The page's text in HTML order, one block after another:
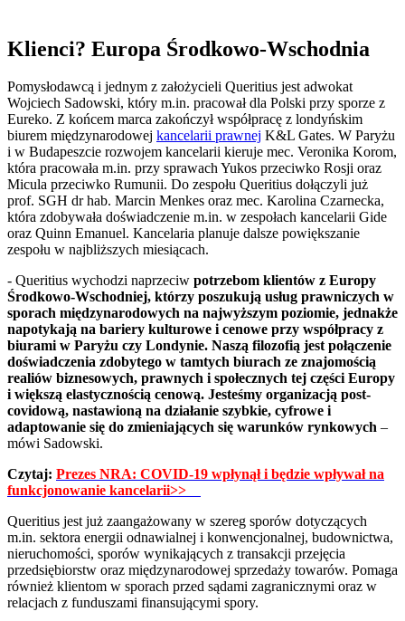
Klienci? Europa Środkowo-Wschodnia
Pomysłodawcą i jednym z założycieli Queritius jest adwokat
Wojciech Sadowski, który m.in. pracował dla Polski przy sporze z
Eureko. Z końcem marca zakończył współpracę z londyńskim
biurem międzynarodowej kancelarii prawnej K&L Gates. W Paryżu
i w Budapeszcie rozwojem kancelarii kieruje mec. Veronika Korom,
która pracowała m.in. przy sprawach Yukos przeciwko Rosji oraz
Micula przeciwko Rumunii. Do zespołu Queritius dołączyli już
prof. SGH dr hab. Marcin Menkes oraz mec. Karolina Czarnecka,
która zdobywała doświadczenie m.in. w zespołach kancelarii Gide
oraz Quinn Emanuel. Kancelaria planuje dalsze powiększanie
zespołu w najbliższych miesiącach.
- Queritius wychodzi naprzeciw potrzebom klientów z Europy
Środkowo-Wschodniej, którzy poszukują usług prawniczych w
sporach międzynarodowych na najwyższym poziomie, jednakże
napotykają na bariery kulturowe i cenowe przy współpracy z
biurami w Paryżu czy Londynie. Naszą filozofią jest połączenie
doświadczenia zdobytego w tamtych biurach ze znajomością
realiów biznesowych, prawnych i społecznych tej części Europy
i większą elastycznością cenową. Jesteśmy organizacją post-
covidową, nastawioną na działanie szybkie, cyfrowe i
adaptowanie się do zmieniających się warunków rynkowych –
mówi Sadowski.
Czytaj: Prezes NRA: COVID-19 wpłynął i będzie wpływał na
funkcjonowanie kancelarii>>
Queritius jest już zaangażowany w szereg sporów dotyczących
m.in. sektora energii odnawialnej i konwencjonalnej, budownictwa,
nieruchomości, sporów wynikających z transakcji przejęcia
przedsiębiorstw oraz międzynarodowej sprzedaży towarów. Pomaga
również klientom w sporach przed sądami zagranicznymi oraz w
relacjach z funduszami finansującymi spory.